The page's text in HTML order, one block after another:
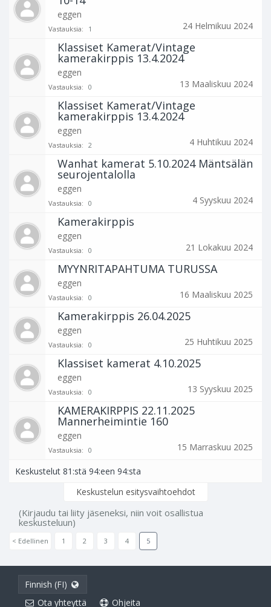
eggen
Vastauksia: 1 24 Helmikuu 2024
Klassiset Kamerat/Vintage
kamerakirppis 13.4.2024
eggen
Vastauksia: 0 13 Maaliskuu 2024
Klassiset Kamerat/Vintage
kamerakirppis 13.4.2024
eggen
Vastauksia: 2 4 Huhtikuu 2024
Wanhat kamerat 5.10.2024 Mäntsälän
seurojentalolla
eggen
Vastauksia: 0 4 Syyskuu 2024
Kamerakirppis
eggen
Vastauksia: 0 21 Lokakuu 2024
MYYNRITAPAHTUMA TURUSSA
eggen
Vastauksia: 0 16 Maaliskuu 2025
Kamerakirppis 26.04.2025
eggen
Vastauksia: 0 25 Huhtikuu 2025
Klassiset kamerat 4.10.2025
eggen
Vastauksia: 0 13 Syyskuu 2025
KAMERAKIRPPIS 22.11.2025
Mannerheimintie 160
eggen
Vastauksia: 0 15 Marraskuu 2025
Keskustelut 81:stä 94:een 94:sta
Keskustelun esitysvaihtoehdot
(Kirjaudu tai liity jäseneksi, niin voit osallistua
keskusteluun)
< Edellinen 1 2 3 4 5
Finnish (FI)
Ota yhteyttä
Ohjeita